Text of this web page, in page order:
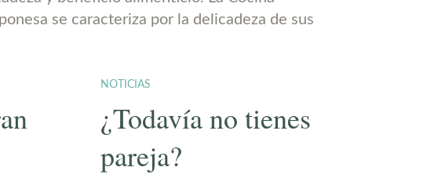
se caracteriza por la delicadeza de sus
NOTICIAS
¿Todavía no tienes
pareja?